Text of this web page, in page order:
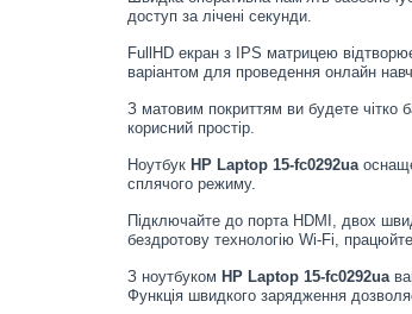
доступ за лічені секунди.
FullHD екран з IPS матрицею
варіантом для проведення онлайн
З матовим покриттям ви будете чітко
корисний простір.
Ноутбук HP Laptop 15-fc0292ua
сплячого режиму.
Підключайте до порта HDMI, двох
бездротову технологію Wi-Fi,
З ноутбуком HP Laptop 15-fc0292ua
Функція швидкого зарядження